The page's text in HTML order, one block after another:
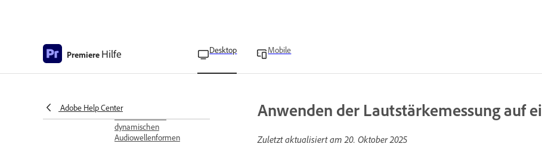
Premiere Hilfe Desktop Mobile
Adobe Help Center
der Audiolautstärke
dynamischen
Audiowellenformen
Anwenden der Lautstärkemessung auf
Zuletzt aktualisiert am20. Oktober 2025